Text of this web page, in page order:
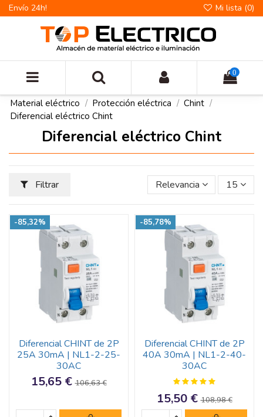
Envío 24h! Mi lista (0)
0
Material eléctrico Protección eléctrica
Chint
Diferencial eléctrico Chint
Diferencial eléctrico Chint
Filtrar Relevancia 15
-85,32%
Diferencial CHINT de 2P
25A 30mA | NL1-2-25-
30AC
15,65 €106,63 €
-85,78%
Diferencial CHINT de 2P
40A 30mA | NL1-2-40-
30AC
15,50 €108,98 €